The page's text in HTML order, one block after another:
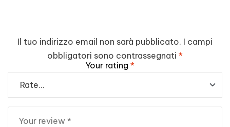
Il tuo indirizzo email non sarà pubblicato. I campi
obbligatori sono contrassegnati *
Your rating *